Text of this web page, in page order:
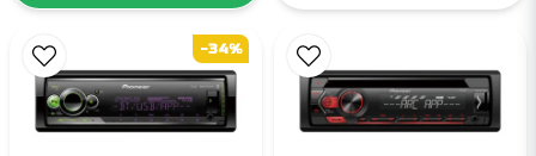
-34%